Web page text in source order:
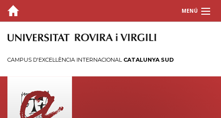
MENÚ
EL DEPARTAMENT
Professorat Associat i Substitut
Personal d'Administració i Serveis
CAMPUS D'EXCEL·LÈNCIA INTERNACIONAL CATALUNYA SUD